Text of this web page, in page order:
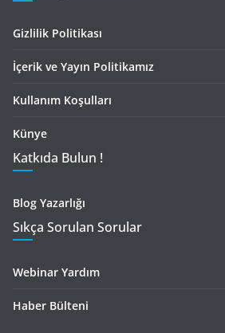
Gizlilik Politikası
İçerik ve Yayın Politikamız
Kullanım Koşulları
Künye
Katkıda Bulun !
Blog Yazarlığı
Sıkça Sorulan Sorular
Webinar Yardım
Haber Bülteni